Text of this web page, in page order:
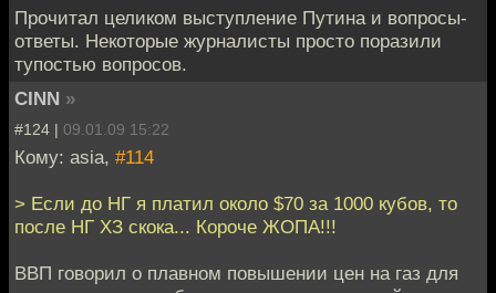
Прочитал целиком выступление Путина и вопросы-
ответы. Некоторые журналисты просто поразили
тупостью вопросов.
CINN »
#124 | 09.01.09 15:22
Кому: asia, #114
> Если до НГ я платил около $70 за 1000 кубов, то
после НГ ХЗ скока... Короче ЖОПА!!!
ВВП говорил о плавном повышении цен на газ для